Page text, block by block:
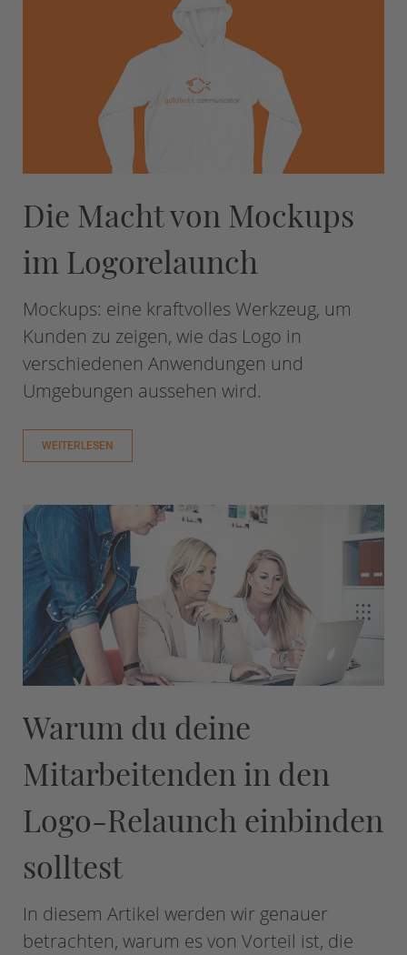
Die Macht von Mockups
im Logorelaunch
Mockups: eine kraftvolles Werkzeug, um
Kunden zu zeigen, wie das Logo in
verschiedenen Anwendungen und
Umgebungen aussehen wird.
WEITERLESEN
Warum du deine
Mitarbeitenden in den
Logo-Relaunch einbinden
solltest
In diesem Artikel werden wir genauer
betrachten, warum es von Vorteil ist, die